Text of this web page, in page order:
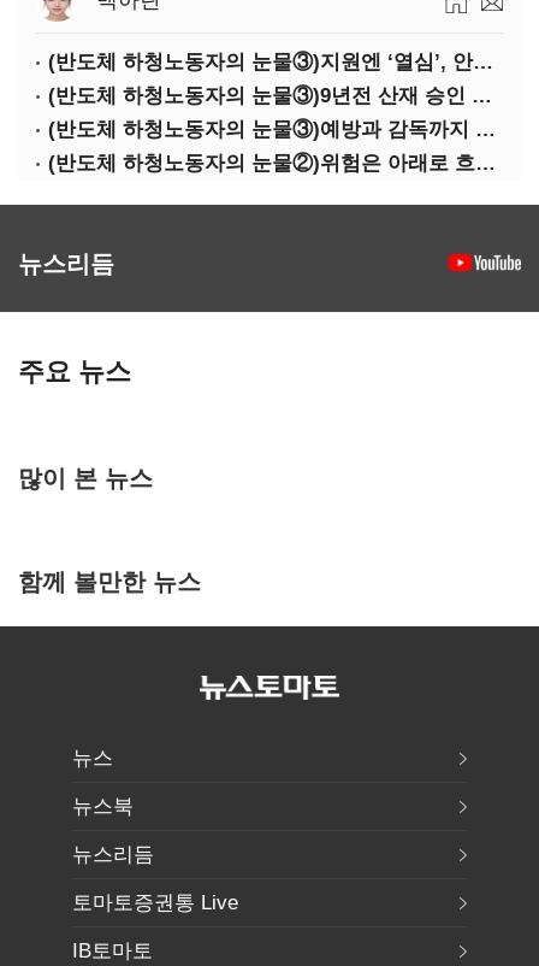
(반도체 하청노동자의 눈물③)지원엔 ‘열심’, 안전엔 ‘무심’
(반도체 하청노동자의 눈물③)9년전 산재 승인 간소화 제도…현장선 ‘문턱’ 여전
(반도체 하청노동자의 눈물③)예방과 감독까지 기업 책임
(반도체 하청노동자의 눈물②)위험은 아래로 흐른다
뉴스리듬
주요 뉴스
많이 본 뉴스
함께 볼만한 뉴스
뉴스
뉴스북
뉴스리듬
토마토증권통 Live
IB토마토